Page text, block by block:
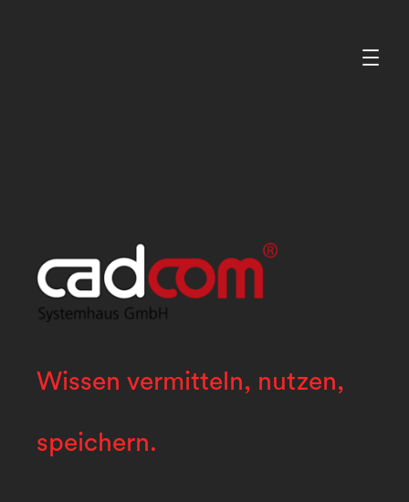
Wissen vermitteln, nutzen,
speichern.